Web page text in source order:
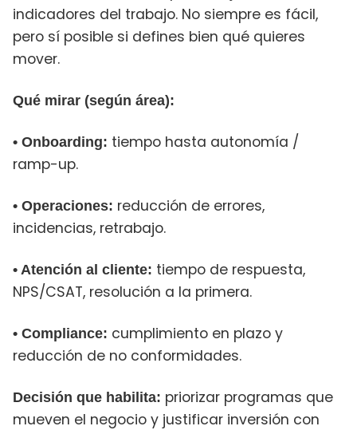
indicadores del trabajo. No siempre es fácil,
pero sí posible si defines bien qué quieres
mover.
Qué mirar (según área):
• Onboarding: tiempo hasta autonomía /
ramp-up.
• Operaciones: reducción de errores,
incidencias, retrabajo.
• Atención al cliente: tiempo de respuesta,
NPS/CSAT, resolución a la primera.
• Compliance: cumplimiento en plazo y
reducción de no conformidades.
Decisión que habilita: priorizar programas que
mueven el negocio y justificar inversión con